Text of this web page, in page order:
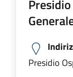
Presidio